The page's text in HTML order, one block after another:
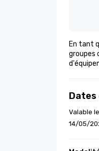
En tant
groupes
Dates
Valable
14/05/